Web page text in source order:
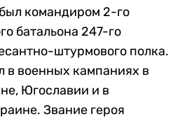
командиром 2-го
батальона 247-го
штурмового полка.
в военных кампаниях в
Югославии и в
Звание героя